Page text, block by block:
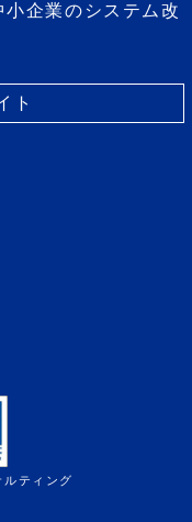
企業のシステム改
ト
ティング